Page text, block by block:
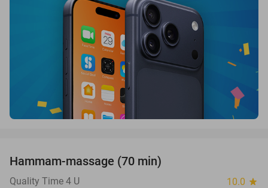
OUT
Hammam-massage (70 min)
Quality Time 4 U 10.0 star